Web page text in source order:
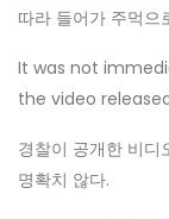
따라 들어가 주먹으
It was not
the video
경찰이 공개한 비디
명확치 않다.